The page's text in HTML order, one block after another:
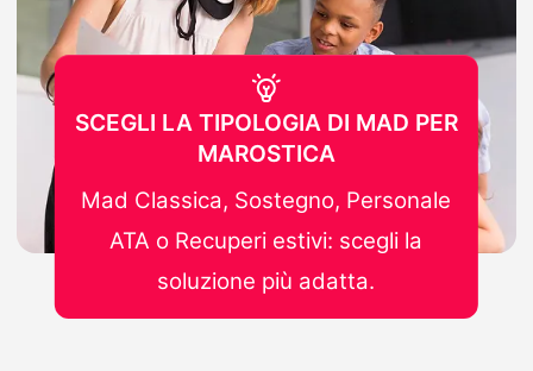
SCEGLI LA TIPOLOGIA DI MAD PER
MAROSTICA
Mad Classica, Sostegno, Personale
ATA o Recuperi estivi: scegli la
soluzione più adatta.